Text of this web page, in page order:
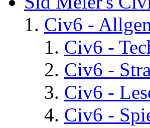
Civ6 -
Civ6 -
Civ6 -
Civ6 -
Civ6 -